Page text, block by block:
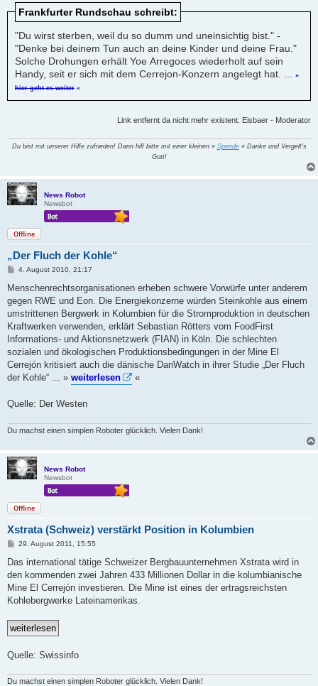
a
Frankfurter Rundschau schreibt:
"Du wirst sterben, weil du so dumm und uneinsichtig bist." -
"Denke bei deinem Tun auch an deine Kinder und deine Frau."
Solche Drohungen erhält Yoe Arregoces wiederholt auf sein
Handy, seit er sich mit dem Cerrejon-Konzern angelegt hat. ...
»
hier geht es weiter «
Link entfernt da nicht mehr existent. Eisbaer - Moderator
Du bist mit unserer Hilfe zufrieden! Dann hilf bitte mit einer kleinen » Spende« Danke und Vergelt's
Gott!
News Robot
Newsbot
Offline
„Der Fluch der Kohle“
B
i
r
a
4. August 2010, 21:17
Menschenrechtsorganisationen erheben schwere Vorwürfe unter anderem
gegen RWE und Eon. Die Energiekonzerne würden Steinkohle aus einem
umstrittenen Bergwerk in Kolumbien für die Stromproduktion in deutschen
Kraftwerken verwenden, erklärt Sebastian Rötters vom FoodFirst
Informations- und Aktionsnetzwerk (FIAN) in Köln. Die schlechten
sozialen und ökologischen Produktionsbedingungen in der Mine El
Cerrejón kritisiert auch die dänische DanWatch in ihrer Studie „Der Fluch
der Kohle“ ... » weiterlesen «
Quelle: Der Westen
Du machst einen simplen Roboter glücklich. Vielen Dank!
News Robot
Newsbot
Offline
Xstrata (Schweiz) verstärkt Position in Kolumbien
B
i
r
a
29. August 2011, 15:55
Das international tätige Schweizer Bergbauunternehmen Xstrata wird in
den kommenden zwei Jahren 433 Millionen Dollar in die kolumbianische
Mine El Cerrejón investieren. Die Mine ist eines der ertragsreichsten
Kohlebergwerke Lateinamerikas.
Quelle: Swissinfo
Du machst einen simplen Roboter glücklich. Vielen Dank!